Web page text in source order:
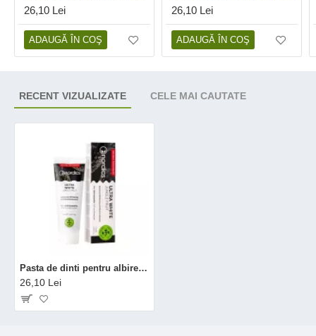
26,10 Lei
ADAUGĂ ÎN COŞ
26,10 Lei
ADAUGĂ ÎN COŞ
RECENT VIZUALIZATE CELE MAI CAUTATE
Pasta de dinti pentru albire cu carbune si jungle fruit (75 ml), Nordics
26,10 Lei